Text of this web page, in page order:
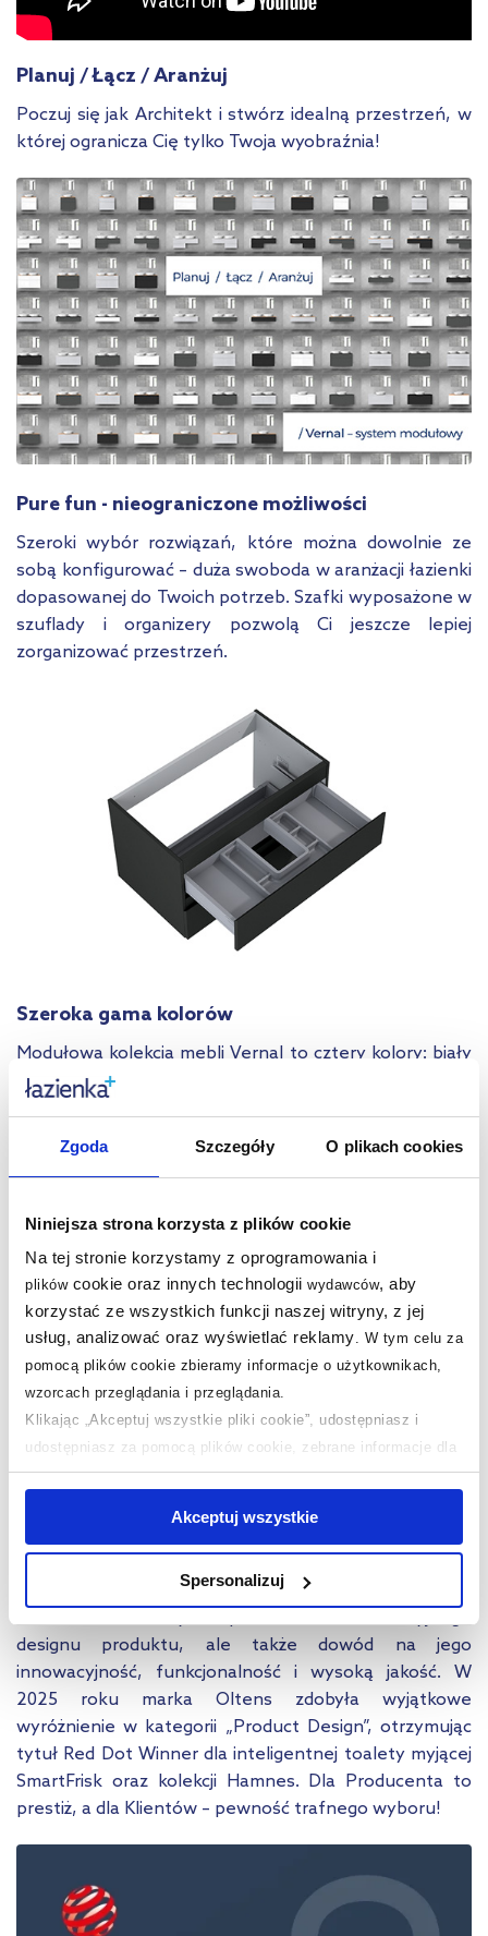
Zgoda Szczegóły O plikach cookies
Niniejsza strona korzysta z plików cookie
Na tej stronie korzystamy z oprogramowania i
plikówcookie oraz innych technologii wydawców, aby
korzystać ze wszystkich funkcji naszej witryny, z jej
usług, analizować oraz wyświetlać reklamy. W tym celu za
pomocą plików cookie zbieramy informacje o użytkownikach,
wzorcach przeglądania i przeglądania.
Klikając „Akceptuj wszystkie pliki cookie”, udostępniasz i
udostępniasz za pomocą plików cookie, zebrane informacje dla
użytkowników zewnętrznych, a także nasi partnerzy reklamowi.
jednak, że zablokowane niektóre pliki cookie mogą mieć wpływ
na sposób dostarczania treści niedostosowanych do potrzeb
Aby uzyskać więcej informacji na temat plików plików cookie,
kliknij „Ustawienia plików cookie”.Jeśli chcesz uzyskać więcej
informacji na temat plików cookie i tego, dlaczego ich przepisy,
przejdź do zakładek „Informacje o plikach cookie”.
Akceptuj wszystkie
Spersonalizuj
Planuj / Łącz / Aranżuj
Poczuj się jak Architekt i stwórz idealną przestrzeń, w
której ogranicza Cię tylko Twoja wyobraźnia!
Pure fun - nieograniczone możliwości
Szeroki wybór rozwiązań, które można dowolnie ze
sobą konfigurować – duża swoboda w aranżacji łazienki
dopasowanej do Twoich potrzeb. Szafki wyposażone w
szuflady i organizery pozwolą Ci jeszcze lepiej
zorganizować przestrzeń.
Szeroka gama kolorów
Modułowa kolekcja mebli Vernal to cztery kolory: biały
połysk, czarny mat, szary mat i grafit mat. Dodatkowo
kolorach szafek oraz dodatkowo w kolorze dąb.
/ Marka Oltens doceniona na świecie – Red Dot
Wśród najbardziej prestiżowych nagród w dziedzinie
wzornictwa przemysłowego znajduje się Red Dot
designu produktu, ale także dowód na jego
innowacyjność, funkcjonalność i wysoką jakość. W
2025 roku marka Oltens zdobyła wyjątkowe
wyróżnienie w kategorii „Product Design”, otrzymując
tytuł Red Dot Winner dla inteligentnej toalety myjącej
SmartFrisk oraz kolekcji Hamnes. Dla Producenta to
prestiż, a dla Klientów – pewność trafnego wyboru!